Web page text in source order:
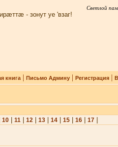
Светлой
- зонут уе 'взаг!
книга| Письмо Админу| Регистрация|
10| 11| 12| 13| 14| 15| 16| 17|